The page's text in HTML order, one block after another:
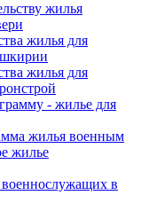
жилья
жилья для
жилья для
- жилье для
жилья военным
жилье
в